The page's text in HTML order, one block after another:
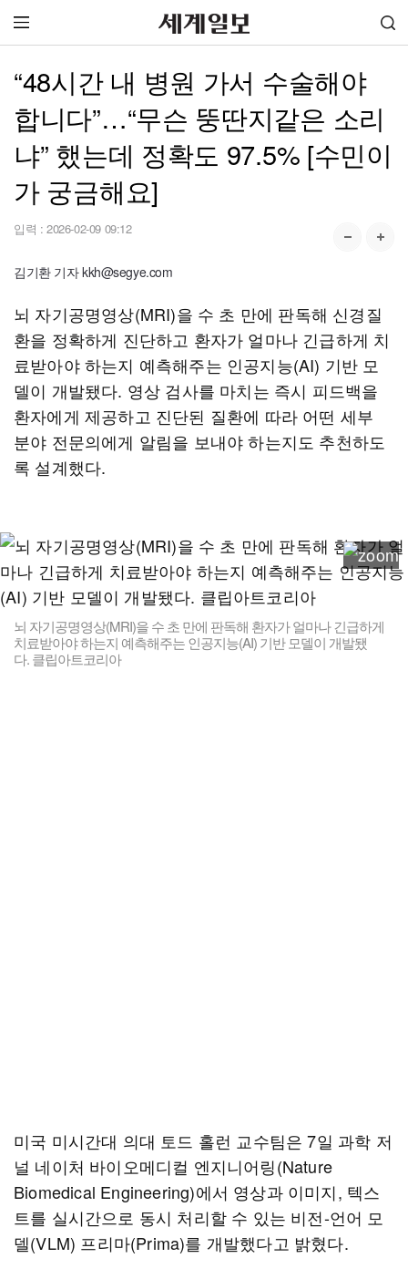
“48시간 내 병원 가서 수술해야
합니다”…“무슨 뚱딴지같은 소리
냐” 했는데 정확도 97.5% [수민이
가 궁금해요]
입력 : 2026-02-09 09:12
김기환 기자 kkh@segye.com
뇌 자기공명영상(MRI)을 수 초 만에 판독해 신경질
환을 정확하게 진단하고 환자가 얼마나 긴급하게 치
료받아야 하는지 예측해주는 인공지능(AI) 기반 모
델이 개발됐다. 영상 검사를 마치는 즉시 피드백을
환자에게 제공하고 진단된 질환에 따라 어떤 세부
분야 전문의에게 알림을 보내야 하는지도 추천하도
록 설계했다.
뇌 자기공명영상(MRI)을 수 초 만에 판독해 환자가 얼마나 긴급하게
치료받아야 하는지 예측해주는 인공지능(AI) 기반 모델이 개발됐
다. 클립아트코리아
미국 미시간대 의대 토드 홀런 교수팀은 7일 과학 저
널 네이처 바이오메디컬 엔지니어링(Nature
Biomedical Engineering)에서 영상과 이미지, 텍스
트를 실시간으로 동시 처리할 수 있는 비전-언어 모
델(VLM) 프리마(Prima)를 개발했다고 밝혔다.